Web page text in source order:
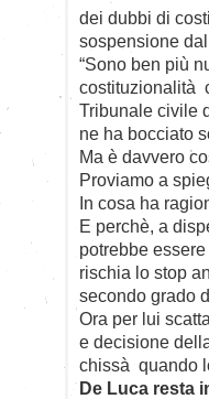
dei dubbi di
sospensione
“Sono ben più
costituzionalità
Tribunale civile
ne ha bocciato
Ma è davvero
Proviamo a
In cosa ha
E perchè, a
potrebbe
rischia lo stop
secondo grado
Ora per lui
e decisione
chissà quando
De Luca resta